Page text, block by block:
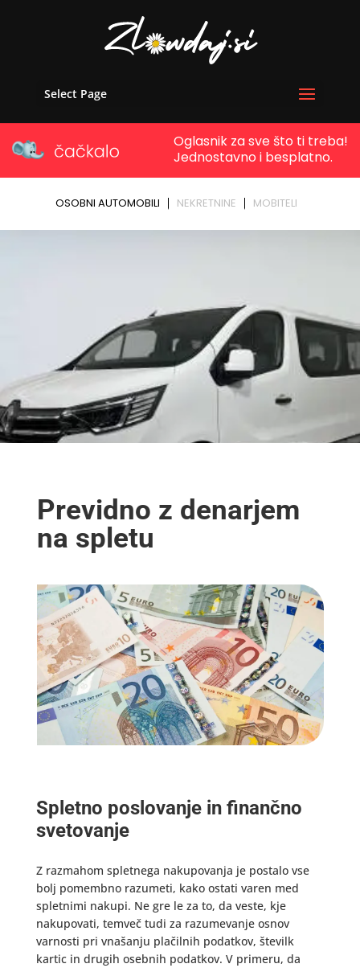
Select Page
Previdno z denarjem
na spletu
Spletno poslovanje in finančno
svetovanje
Z razmahom spletnega nakupovanja je postalo vse
bolj pomembno razumeti, kako ostati varen med
spletnimi nakupi. Ne gre le za to, da veste, kje
nakupovati, temveč tudi za razumevanje osnov
varnosti pri vnašanju plačilnih podatkov, številk
kartic in drugih osebnih podatkov. V primeru, da